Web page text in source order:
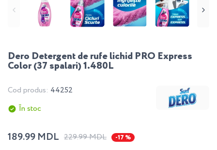
Dero Detergent de rufe lichid PRO Express
Color (37 spalari) 1.480L
Cod produs: 44252
În stoc
189.99 MDL 229.99 MDL -17 %